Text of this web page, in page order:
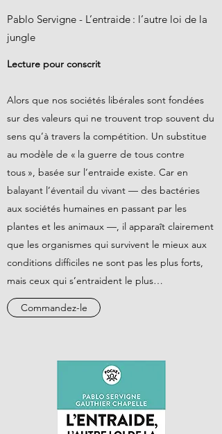
Pablo Servigne - L’entraide : l’autre loi de la
jungle
Lecture pour conscrit
Alors que nos sociétés libérales sont fondées
sur des valeurs qui ne trouvent trop souvent du
sens qu’à travers la compétition. Un substitue
au modèle de « la guerre de tous contre
tous », basée sur l’entraide existe. Car en
balayant l’éventail du vivant — des bactéries
aux sociétés humaines en passant par les
plantes et les animaux —, il apparaît clairement
que les organismes qui survivent le mieux aux
conditions difficiles ne sont pas les plus forts,
mais ceux qui s’entraident le plus…
Commandez-le